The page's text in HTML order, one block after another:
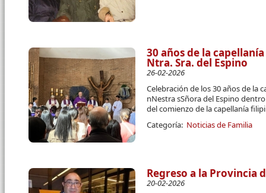
30 años de la
Ntra. Sra. del Espino
26-02-2026
Celebración de los 30 años de la
nNestra sSñora del Espino
del comienzo de la capellanía
Categoría: Noticias de Familia
Regreso a la Provincia
20-02-2026